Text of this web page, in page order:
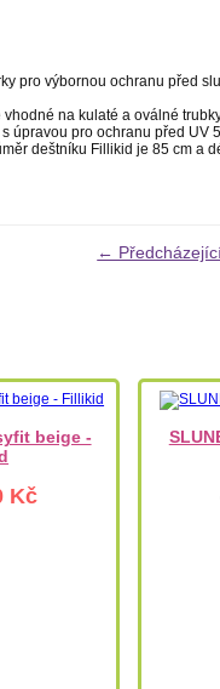
pro výbornou ochranu před
na kulaté a oválné
úpravou pro ochranu před
deštníku Fillikid je 85 cm a
←
beige -
Kč